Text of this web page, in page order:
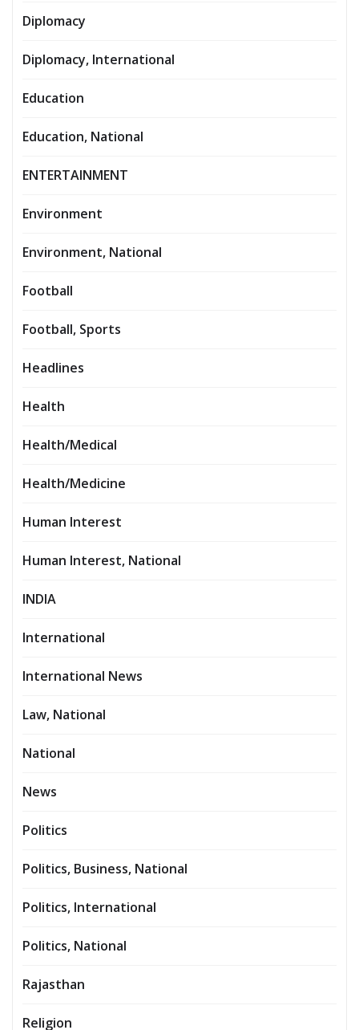
Diplomacy
Diplomacy, International
Education
Education, National
ENTERTAINMENT
Environment
Environment, National
Football
Football, Sports
Headlines
Health
Health/Medical
Health/Medicine
Human Interest
Human Interest, National
INDIA
International
International News
Law, National
National
News
Politics
Politics, Business, National
Politics, International
Politics, National
Rajasthan
Religion